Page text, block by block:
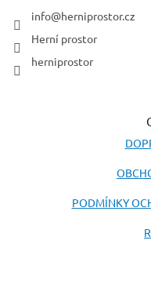
info@herniprostor.cz
Herní prostor
herniprostor
PODMÍNKY